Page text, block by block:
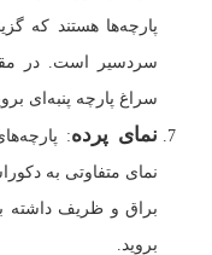
پارچه‌ها هستند که
سردسیر است. در
سراغ پارچه پنبه‌ای
نمای پرده:
نمای متفاوتی به
براق و ظریف داشته
بروید.